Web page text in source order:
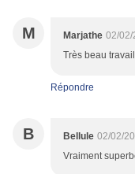
M Marjathe 02/02/
Très beau
Répondre
B Bellule 02/02/
Vraiment